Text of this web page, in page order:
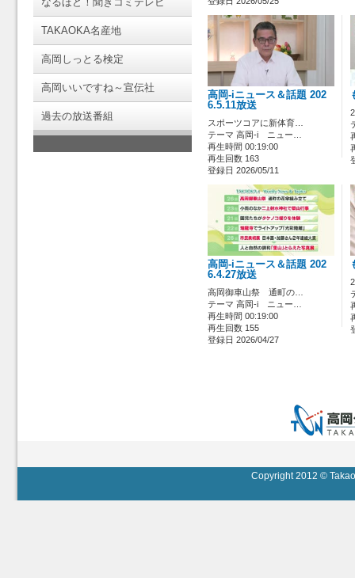
TAKAOKA名産地
高岡しっとる検定
高岡いいですね～宣伝社
過去の放送番組
高岡-iニュース＆話題 202
6.5.11放送
スポーツコアに新体育…
テーマ 高岡-i ニュー…
再生時間 00:19:00
再生回数 163
登録日 2026/05/11
高岡-iニュース＆話題 202
6.4.27放送
高岡御車山祭 通町の…
テーマ 高岡-i ニュー…
再生時間 00:19:00
再生回数 155
登録日 2026/04/27
Copyright 2012 ©